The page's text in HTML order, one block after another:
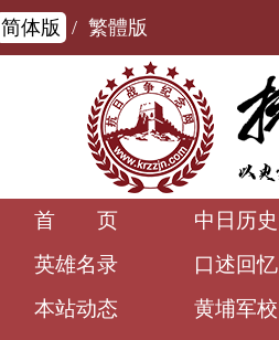
简体版 / 繁體版
首 页 中日历史
英雄名录
口述回忆
本站动态
黄埔军校